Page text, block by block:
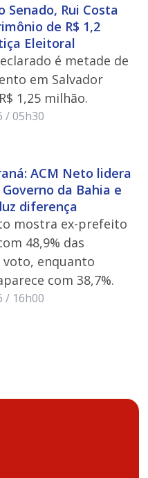
Senado, Rui Costa
de R$ 1,2
Eleitoral
é metade de
em Salvador
1,25 milhão.
/ 05h30
ACM Neto lidera
da Bahia e
diferença
mostra ex-prefeito
48,9% das
voto, enquanto
com 38,7%.
/ 16h00